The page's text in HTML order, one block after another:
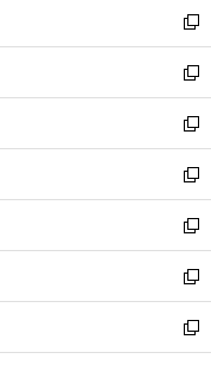
く
ド
ウ
で
開
く
ィ
ン
ド
ウ
で
開
く
い
ウ
ィ
ン
ド
ウ
で
開
く
新
し
い
ウ
ィ
ン
ド
ウ
で
開
く
新
し
い
ウ
ィ
ン
ド
ウ
で
開
く
新
し
い
ウ
ィ
ン
ド
ウ
で
開
新
し
い
ウ
ィ
ン
ド
ウ
新
し
い
ウ
ィ
ン
新
し
い
ウ
新
し